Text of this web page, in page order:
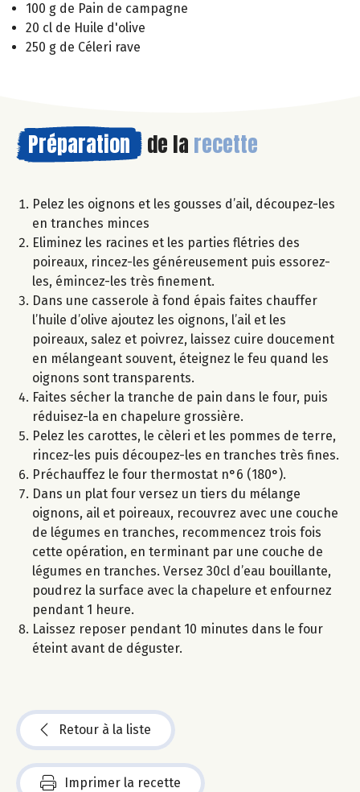
100 g de Pain de campagne
20 cl de Huile d'olive
250 g de Céleri rave
Préparation de la recette
Pelez les oignons et les gousses d’ail, découpez-les
en tranches minces
Eliminez les racines et les parties flétries des
poireaux, rincez-les généreusement puis essorez-
les, émincez-les très finement.
Dans une casserole à fond épais faites chauffer
l’huile d’olive ajoutez les oignons, l’ail et les
poireaux, salez et poivrez, laissez cuire doucement
en mélangeant souvent, éteignez le feu quand les
oignons sont transparents.
Faites sécher la tranche de pain dans le four, puis
réduisez-la en chapelure grossière.
Pelez les carottes, le cèleri et les pommes de terre,
rincez-les puis découpez-les en tranches très fines.
Préchauffez le four thermostat n°6 (180°).
Dans un plat four versez un tiers du mélange
oignons, ail et poireaux, recouvrez avec une couche
de légumes en tranches, recommencez trois fois
cette opération, en terminant par une couche de
légumes en tranches. Versez 30cl d’eau bouillante,
poudrez la surface avec la chapelure et enfournez
pendant 1 heure.
Laissez reposer pendant 10 minutes dans le four
éteint avant de déguster.
Retour à la liste
Imprimer la recette